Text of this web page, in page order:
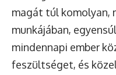
magát túl komolyan,
munkájában,
mindennapi ember
feszültséget, és